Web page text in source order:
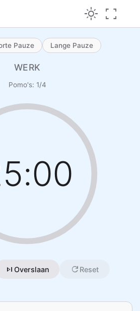
light_mode fullscreen
Pauze Lange Pauze
WERK
Pomo's: 1/4
skip_next Overslaan refresh Reset